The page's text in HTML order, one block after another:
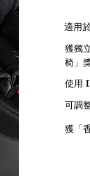
適用
獲獨
椅」
使用
可調
獲「